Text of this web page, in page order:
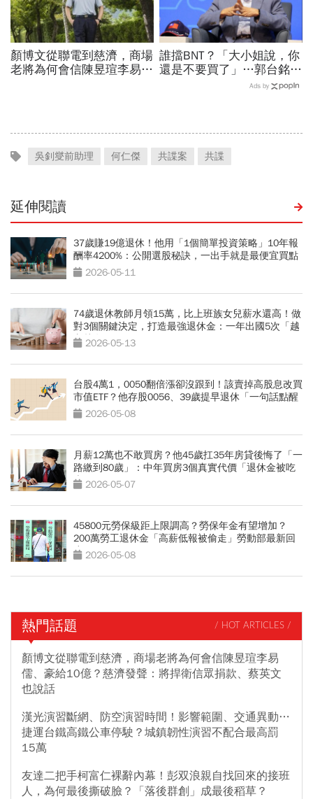
顏博文從聯電到慈濟，商場
老將為何會信陳昱瑄李易
誰擋BNT？「大小姐說，你
還是不要買了」…郭台銘曝
李大維打給他，被點名的都
Ads by
吳釗燮前助理 何仁傑 共諜案 共諜
延伸閱讀
37歲賺19億退休！他用「1個簡單投資策略」10年報
酬率4200%：公開選股秘訣，一出手就是最便宜買點
2026-05-11
74歲退休教師月領15萬，比上班族女兒薪水還高！做
對3個關鍵決定，打造最強退休金：一年出國5次「越
老越有錢」
2026-05-13
台股4萬1，0050翻倍漲卻沒跟到！該賣掉高股息改買
市值ETF？他存股0056、39歲提早退休「一句話點醒
FOMO仔」
2026-05-08
月薪12萬也不敢買房？他45歲扛35年房貸後悔了「一
路繳到80歲」：中年買房3個真實代價「退休金被吃
光」2026-05-07
45800元勞保級距上限調高？勞保年金有望增加？
200萬勞工退休金「高薪低報被偷走」勞動部最新回
應 2026-05-08
熱門話題 / HOT ARTICLES /
顏博文從聯電到慈濟，商場老將為何會信陳昱瑄李易
儒、豪給10億？慈濟發聲：將捍衛信眾捐款、蔡英文
也說話
漢光演習斷網、防空演習時間！影響範圍、交通異動…
捷運台鐵高鐵公車停駛？城鎮韌性演習不配合最高罰
15萬
友達二把手柯富仁裸辭內幕！彭双浪親自找回來的接班
人，為何最後撕破臉？「落後群創」成最後稻草？